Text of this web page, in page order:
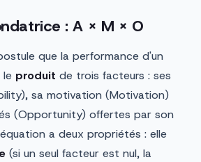
: A × M × O
que la performance d'un
le produit de trois facteurs : ses
sa motivation (Motivation)
(Opportunity) offertes par son
a deux propriétés : elle
(si un seul facteur est nul, la